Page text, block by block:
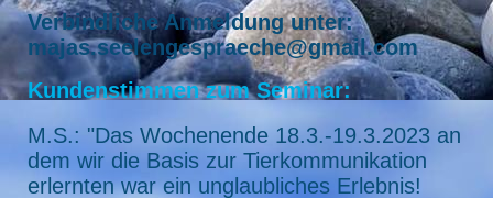
Verbindliche Anmeldung unter:
majas.seelengespraeche@gmail.com
Kundenstimmen zum Seminar:
M.S.: "Das Wochenende 18.3.-19.3.2023 an
dem wir die Basis zur Tierkommunikation
erlernten war ein unglaubliches Erlebnis!